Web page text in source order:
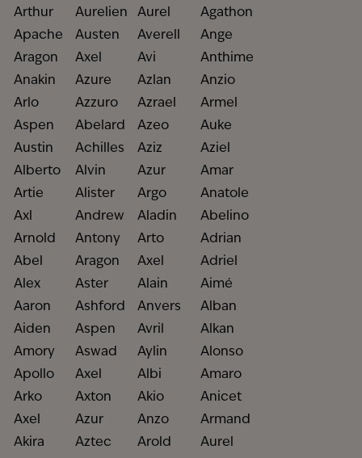
Arthur
Apache
Aragon
Anakin
Arlo
Aspen
Austin
Alberto
Artie
Axl
Arnold
Abel
Alex
Aaron
Aiden
Amory
Apollo
Arko
Axel
Akira
Aurelien
Austen
Axel
Azure
Azzuro
Abelard
Achilles
Alvin
Alister
Andrew
Antony
Aragon
Aster
Ashford
Aspen
Aswad
Axel
Axton
Azur
Aztec
Aurel
Averell
Avi
Azlan
Azrael
Azeo
Aziz
Azur
Argo
Aladin
Arto
Axel
Alain
Anvers
Avril
Aylin
Albi
Akio
Anzo
Arold
Agathon
Ange
Anthime
Anzio
Armel
Auke
Aziel
Amar
Anatole
Abelino
Adrian
Adriel
Aimé
Alban
Alkan
Alonso
Amaro
Anicet
Armand
Aurel